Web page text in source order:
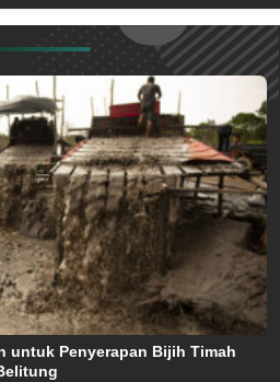
untuk Penyerapan Bijih Timah